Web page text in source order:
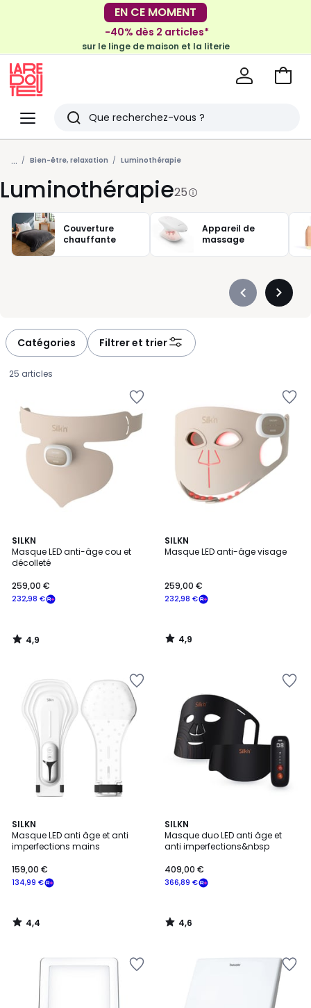
-30€ tous les 100€*
sur le meuble & la déco
EN CE MOMENT
-40% dès 2 articles*
sur le linge de maison et la literie
Menu
Redoute
Rechercher
Derniers
articles
vus
Voir
... Bien-être, relaxation Luminothérapie
Luminothérapie25
Couverture
chauffante
Appareil de
massage
Précédent
Catégories Filtrer et trier
25 articles
SILKN
Masque LED anti-âge cou et
décolleté
€
souscrivez
notre
programme
place
232,98
232,98 €
259,00 €
4,9
/ 5
4,9
/
SILKN
Masque LED anti-âge visage
232,98 €
259,00 €
4,9
/ 5
4,9
/
SILKN
Masque LED anti âge et anti
imperfections mains
134,99 €
159,00 €
4,4
/ 5
4,4
/
SILKN
Masque duo LED anti âge et
anti imperfections&nbsp
366,89 €
409,00 €
4,6
/ 5
4,6
/